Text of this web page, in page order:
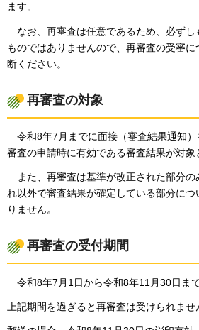
ます。
なお、再審査は任意であるため、必ず
ものではありませんので、再審査の受審に
断ください。
再審査の対象
令和8年7月までに面接（審査結果通知
審査の申請時に有効である審査結果が対象
また、再審査は基準が改正された部分
れ以外で審査結果が確定している部分に
りません。
再審査の受付期間
令和8年7月1日から令和8年11月30日ま
上記期間を過ぎると再審査は受けられませ